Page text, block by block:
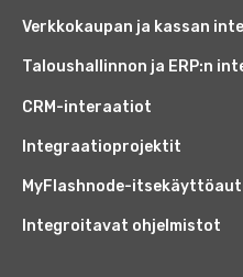
Verkkokaupan ja kassan
Taloushallinnon ja ERP:n
CRM-interaatiot
Integraatioprojektit
MyFlashnode-
Integroitavat ohjelmistot